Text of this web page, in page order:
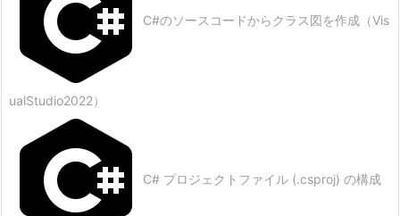
C#のソースコードからクラス図を作成（Vis
ualStudio2022）
C# プロジェクトファイル (.csproj) の構成